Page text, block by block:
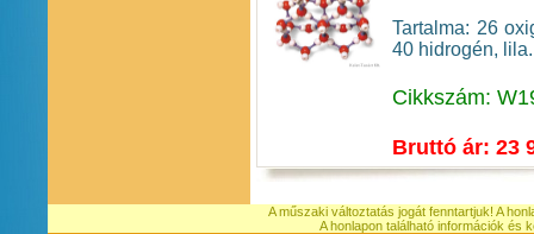
Tartalma: 26
40 hidrogén, lila.
Cikkszám:
Bruttó ár: 23
A műszaki változtatás jogát fenntartjuk! A
A honlapon található információk és